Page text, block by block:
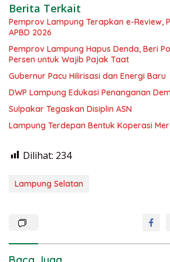
Berita Terkait
Pemprov Lampung Terapkan e-Review,
APBD 2026
Pemprov Lampung Hapus Denda, Beri
Persen untuk Wajib Pajak Taat
Gubernur Pacu Hilirisasi dan Energi Baru
DWP Lampung Edukasi Penanganan
Sulpakar Tegaskan Disiplin ASN
Lampung Terdepan Bentuk Koperasi
Dilihat: 234
Lampung Selatan